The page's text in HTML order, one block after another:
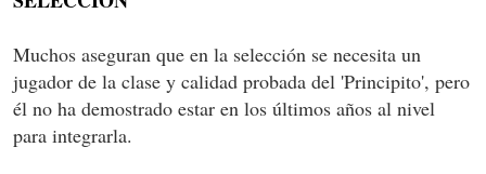
Muchos aseguran que en la selección se necesita un
jugador de la clase y calidad probada del 'Principito', pero
él no ha demostrado estar en los últimos años al nivel
para integrarla.